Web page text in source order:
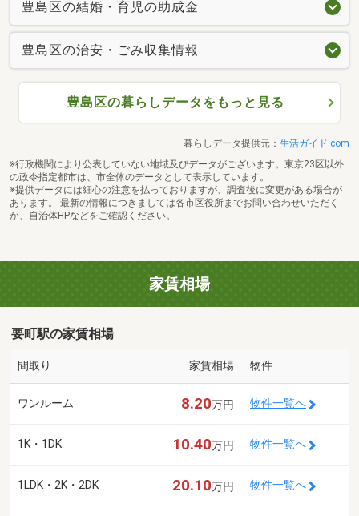
豊島区の結婚・育児の助成金
豊島区の治安・ごみ収集情報
豊島区の暮らしデータをもっと見る
暮らしデータ提供元： 生活ガイド.com
※行政機関により公表していない地域及びデータがございます。東京23区以外
の政令指定都市は、市全体のデータとして表示しています。
※提供データには細心の注意を払っておりますが、調査後に変更がある場合が
あります。 最新の情報につきましては各市区役所までお問い合わせいただく
か、自治体HPなどをご確認ください。
家賃相場
要町駅の家賃相場
間取り 家賃相場 物件
ワンルーム 8.20万円 物件一覧へ
1K・1DK 10.40万円 物件一覧へ
1LDK・2K・2DK 20.10万円 物件一覧へ